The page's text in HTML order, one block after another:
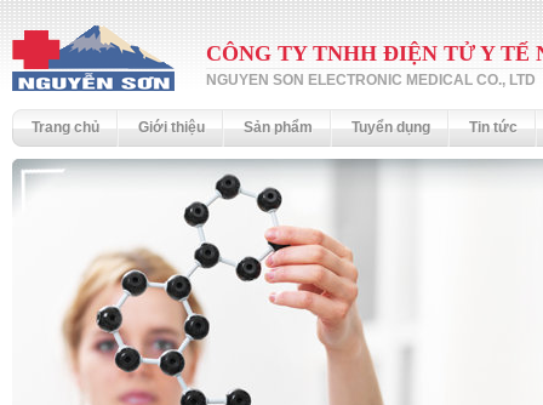
CÔNG TY TNHH ĐIỆN TỬ Y TẾ
NGUYEN SON ELECTRONIC MEDICAL CO., LTD
Trang chủ Giới thiệu Sản phẩm Tuyển dụng Tin tức